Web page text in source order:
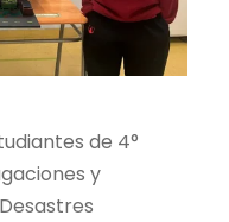
de 4°
y